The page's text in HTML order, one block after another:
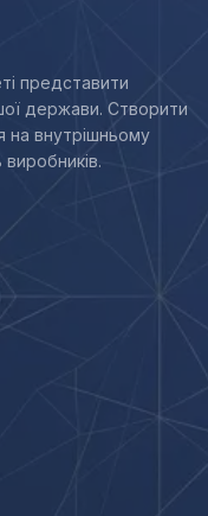
представити
держави. Створити
на внутрішньому
виробників.